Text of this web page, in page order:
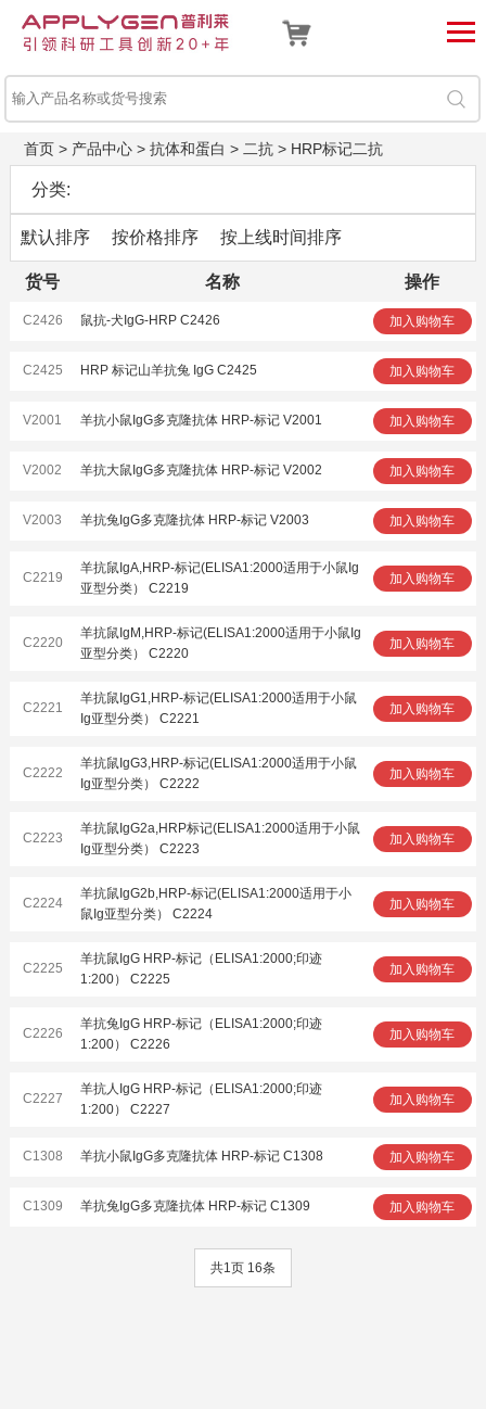
首页> 产品中心> 抗体和蛋白 > 二抗> HRP标记二抗
分类:
默认排序 按价格排序 按上线时间排序
货号 名称 操作
C2426 鼠抗-犬IgG-HRP C2426 加入购物车
C2425 HRP 标记山羊抗兔 IgG C2425 加入购物车
V2001 羊抗小鼠IgG多克隆抗体 HRP-标记 V2001 加入购物车
V2002 羊抗大鼠IgG多克隆抗体 HRP-标记 V2002 加入购物车
V2003 羊抗兔IgG多克隆抗体 HRP-标记 V2003 加入购物车
C2219
羊抗鼠IgA,HRP-标记(ELISA1:2000适用于小鼠Ig
亚型分类） C2219
加入购物车
C2220
羊抗鼠IgM,HRP-标记(ELISA1:2000适用于小鼠Ig
亚型分类） C2220
加入购物车
C2221
羊抗鼠IgG1,HRP-标记(ELISA1:2000适用于小鼠
Ig亚型分类） C2221
加入购物车
C2222
羊抗鼠IgG3,HRP-标记(ELISA1:2000适用于小鼠
Ig亚型分类） C2222
加入购物车
C2223
羊抗鼠IgG2a,HRP标记(ELISA1:2000适用于小鼠
Ig亚型分类） C2223
加入购物车
C2224
羊抗鼠IgG2b,HRP-标记(ELISA1:2000适用于小
鼠Ig亚型分类） C2224
加入购物车
C2225
羊抗鼠IgG HRP-标记（ELISA1:2000;印迹
1:200） C2225
加入购物车
C2226
羊抗兔IgG HRP-标记（ELISA1:2000;印迹
1:200） C2226
加入购物车
C2227
羊抗人IgG HRP-标记（ELISA1:2000;印迹
1:200） C2227
加入购物车
C1308 羊抗小鼠IgG多克隆抗体 HRP-标记 C1308 加入购物车
C1309 羊抗兔IgG多克隆抗体 HRP-标记 C1309 加入购物车
共1页 16条